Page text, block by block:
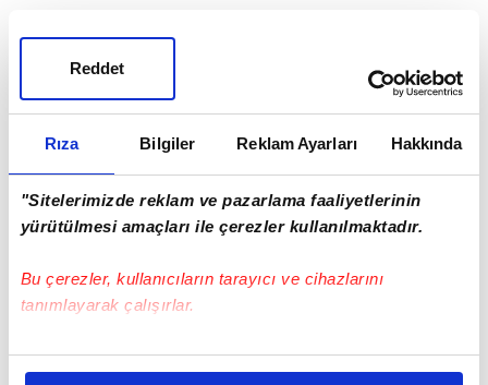
Rıza Bilgiler Reklam Ayarları Hakkında
"Sitelerimizde reklam ve pazarlama faaliyetlerinin
yürütülmesi amaçları ile çerezler kullanılmaktadır.
Bu çerezler, kullanıcıların tarayıcı ve cihazlarını
tanımlayarak çalışırlar.
Bu çerezlere izin vermeniz halinde sizlere özel
Reddet
Neymar